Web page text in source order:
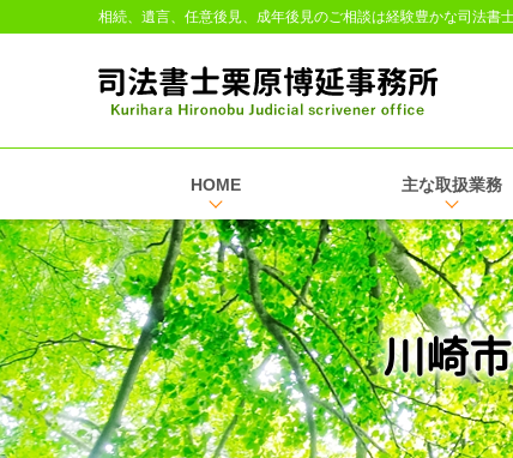
相続、遺言、任意後見、成年後見のご相談は経験豊かな司法書
HOME 主な取扱業務
川崎